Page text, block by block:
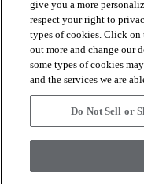
HERRAMIENTAS
QUIÉNES SOMOS
give you a more
respect your right to
types of cookies. Click
out more and change our
some types of cookies
and the services we are
Do Not Sell or